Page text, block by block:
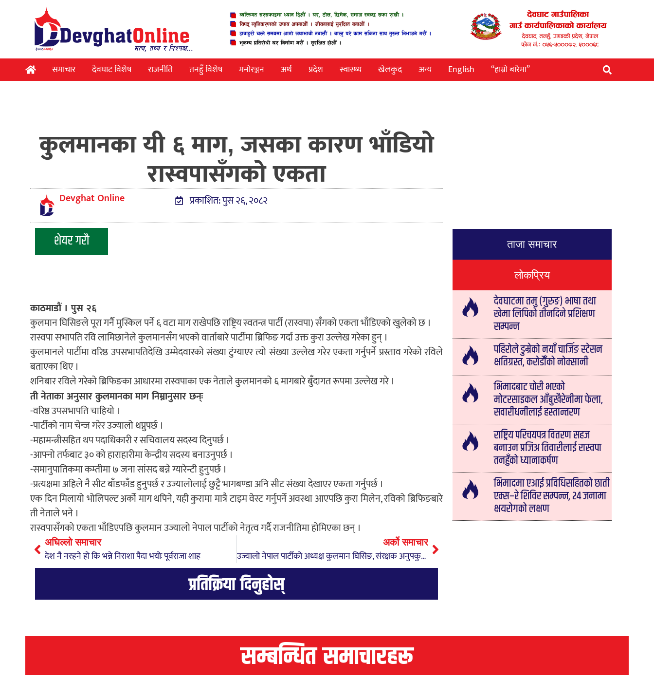
समाचार देवघाट विशेष राजनीति तनहुँ विशेष मनोरञ्जन अर्थ प्रदेश स्वास्थ्य खेलकुद अन्य English “हाम्रो बारेमा”
कुलमानका यी ६ माग, जसका कारण भाँडियो
रास्वपासँगको एकता
Devghat Online प्रकाशित: पुस २६, २०८२
शेयर गरौ
काठमाडौं । पुस २६
कुलमान घिसिङले पूरा गर्नै मुस्किल पर्ने ६ वटा माग राखेपछि राष्ट्रिय स्वतन्त्र पार्टी (रास्वपा) सँगको एकता भाँडिएको खुलेको छ ।
रास्वपा सभापति रवि लामिछानेले कुलमानसँग भएको वार्ताबारे पार्टीमा ब्रिफिङ गर्दा उक्त कुरा उल्लेख गरेका हुन् ।
कुलमानले पार्टीमा वरिष्ठ उपसभापतिदेखि उम्मेदवारको संख्या टुंग्याएर त्यो संख्या उल्लेख गरेर एकता गर्नुपर्ने प्रस्ताव गरेको रविले
बताएका थिए ।
शनिबार रविले गरेको ब्रिफिङका आधारमा रास्वपाका एक नेताले कुलमानको ६ मागबारे बुँदागत रूपमा उल्लेख गरे ।
ती नेताका अनुसार कुलमानका माग निम्नानुसार छन्ः
-वरिष्ठ उपसभापति चाहियो ।
-पार्टीको नाम चेन्ज गरेर उज्यालो थप्नुपर्छ ।
-महामन्त्रीसहित थप पदाधिकारी र सचिवालय सदस्य दिनुपर्छ ।
-आफ्नो तर्फबाट ३० को हाराहारीमा केन्द्रीय सदस्य बनाउनुपर्छ ।
-समानुपातिकमा कम्तीमा ७ जना सांसद बन्ने ग्यारेन्टी हुनुपर्छ ।
-प्रत्यक्षमा अहिले नै सीट बाँडफाँड हुनुपर्छ र उज्यालोलाई छुट्टै भागबण्डा अनि सीट संख्या देखाएर एकता गर्नुपर्छ ।
एक दिन मिलायो भोलिपल्ट अर्को माग थपिने, यही कुरामा मात्रै टाइम वेस्ट गर्नुपर्ने अवस्था आएपछि कुरा मिलेन, रविको ब्रिफिङबारे
ती नेताले भने ।
रास्वपासँगको एकता भाँडिएपछि कुलमान उज्यालो नेपाल पार्टीको नेतृत्व गर्दै राजनीतिमा होमिएका छन् ।
अघिल्लो समाचार
देश नै नरहने हो कि भन्ने निराशा पैदा भयोः पूर्वराजा शाह
अर्को समाचार
उज्यालो नेपाल पार्टीको अध्यक्ष कुलमान घिसिङ, संरक्षक अनुपकुमार उपाध्याय
प्रतिक्रिया दिनुहोस्
ताजा समाचार
लोकप्रिय
देवघाटमा तमु (गुरुङ) भाषा तथा
खेमा लिपिको तीनदिने प्रशिक्षण
सम्पन्न
पहिरोले डुम्रेको नयाँ चार्जिङ स्टेसन
क्षतिग्रस्त, करोडौँको नोक्सानी
भिमादबाट चोरी भएको
मोटरसाइकल आँबुखैरेनीमा फेला,
सवारीधनीलाई हस्तान्तरण
राष्ट्रिय परिचयपत्र वितरण सहज
बनाउन प्रजिअ तिवारीलाई रास्वपा
तनहुँको ध्यानाकर्षण
भिमादमा एआई प्रविधिसहितको छाती
एक्स–रे शिविर सम्पन्न, २४ जनामा
क्षयरोगको लक्षण
सम्बन्धित समाचारहरू